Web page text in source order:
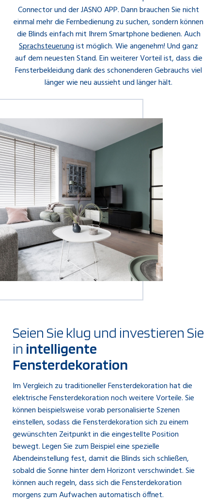
Connector und der JASNO APP. Dann brauchen Sie nicht
einmal mehr die Fernbedienung zu suchen, sondern können
die Blinds einfach mit Ihrem Smartphone bedienen. Auch
Sprachsteuerungist möglich. Wie angenehm! Und ganz
auf dem neuesten Stand. Ein weiterer Vorteil ist, dass die
Fensterbekleidung dank des schonenderen Gebrauchs viel
länger wie neu aussieht und länger hält.
Seien Sie klug und investieren Sie
in intelligente
Fensterdekoration
Im Vergleich zu traditioneller Fensterdekoration hat die
elektrische Fensterdekoration noch weitere Vorteile. Sie
können beispielsweise vorab personalisierte Szenen
einstellen, sodass die Fensterdekoration sich zu einem
gewünschten Zeitpunkt in die eingestellte Position
bewegt. Legen Sie zum Beispiel eine spezielle
Abendeinstellung fest, damit die Blinds sich schließen,
sobald die Sonne hinter dem Horizont verschwindet. Sie
können auch regeln, dass sich die Fensterdekoration
morgens zum Aufwachen automatisch öffnet.